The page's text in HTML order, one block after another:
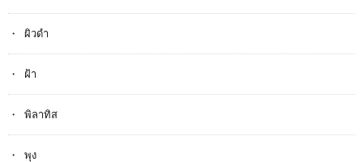
ผิวดำ
ฝ้า
พิลาทิส
พุง